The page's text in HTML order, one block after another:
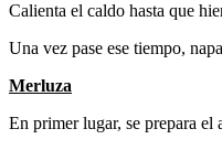
Calienta el caldo hasta que
Una vez pase ese tiempo,
Merluza
En primer lugar, se prepara